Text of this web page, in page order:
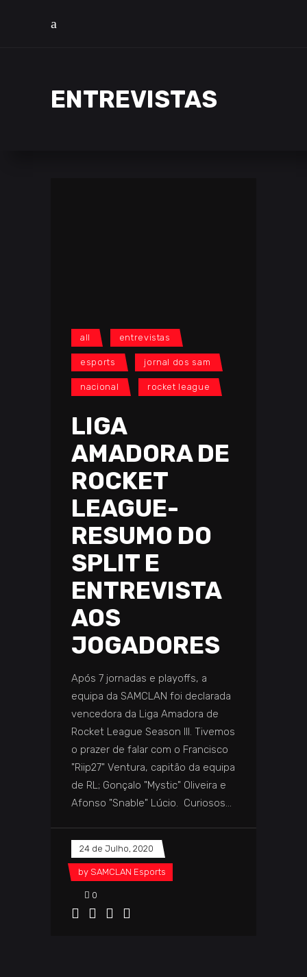
ENTREVISTAS
all entrevistas
esports jornal dos sam
nacional rocket league
LIGA
AMADORA DE
ROCKET
LEAGUE-
RESUMO DO
SPLIT E
ENTREVISTA
AOS
JOGADORES
Após 7 jornadas e playoffs, a
equipa da SAMCLAN foi declarada
vencedora da Liga Amadora de
Rocket League Season III. Tivemos
o prazer de falar com o Francisco
"Riip27" Ventura, capitão da equipa
de RL; Gonçalo "Mystic" Oliveira e
Afonso "Snable" Lúcio. Curiosos
24 de Julho, 2020
by SAMCLAN Esports
0